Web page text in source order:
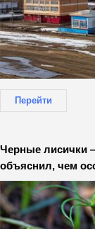
Перейти
Черные лисички
объяснил, чем